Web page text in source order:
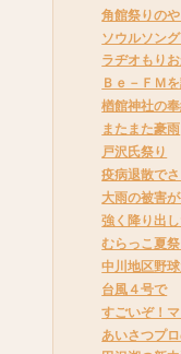
角館祭りの
ソウルソン
ラヂオもり
Ｂｅ－ＦＭ
楢館神社の
またまた豪雨
戸沢氏祭り
疫病退散で
大雨の被害
強く降り出
むらっこ夏
中川地区野
台風４号で
すごいぞ！
あいさつプ